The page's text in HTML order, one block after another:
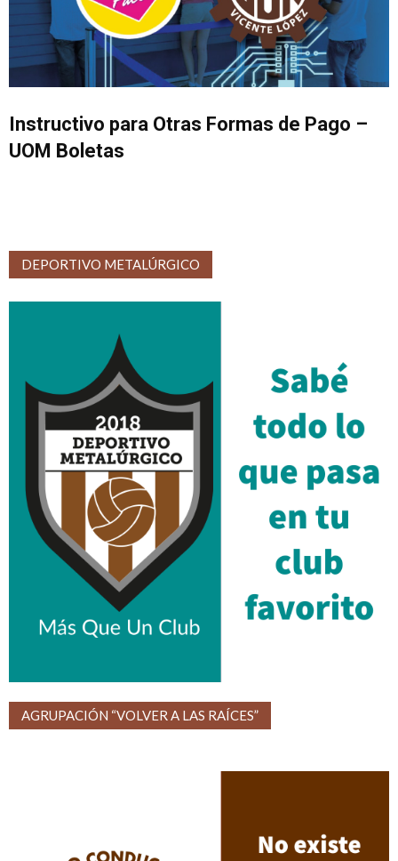
Instructivo para Otras Formas de Pago –
UOM Boletas
DEPORTIVO METALÚRGICO
AGRUPACIÓN “VOLVER A LAS RAÍCES”